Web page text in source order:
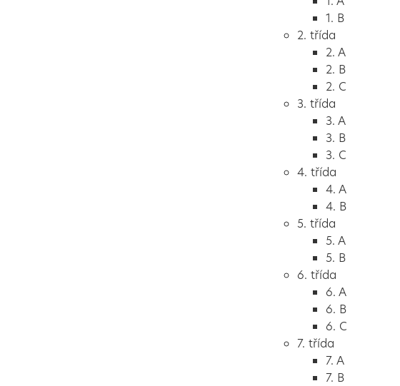
1. B
2. třída
2. A
2. B
2. C
3. třída
3. A
3. B
3. C
4. třída
4. A
4. B
5. třída
5. A
5. B
6. třída
6. A
6. B
6. C
7. třída
7. A
7. B